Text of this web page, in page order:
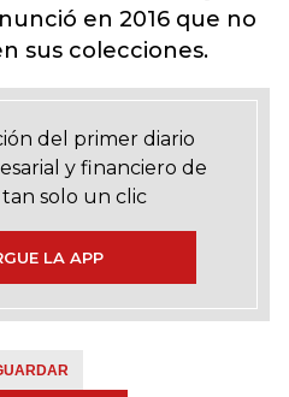
en 2016 que no
sus colecciones.
del primer diario
y financiero de
solo un clic
LA APP